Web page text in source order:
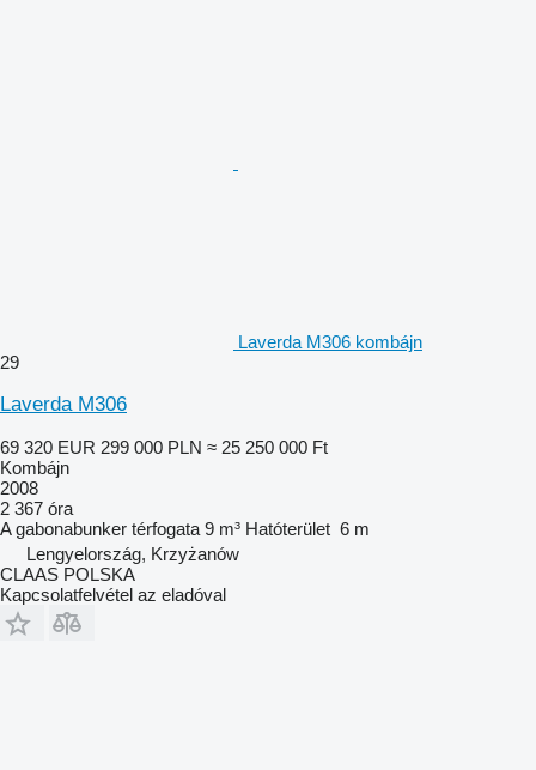
Laverda M306 kombájn
29
Laverda M306
69 320 EUR 299 000 PLN ≈ 25 250 000 Ft
Kombájn
2008
2 367 óra
A gabonabunker térfogata 9 m³ Hatóterület 6 m
Lengyelország, Krzyżanów
CLAAS POLSKA
Kapcsolatfelvétel az eladóval